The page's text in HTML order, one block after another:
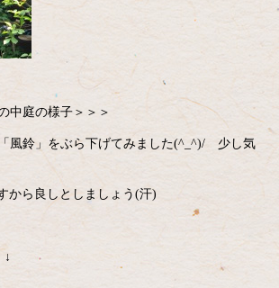
中庭の様子＞＞＞
風鈴」をぶら下げてみました(^_^)/ 少し気
から良しとしましょう(汗)